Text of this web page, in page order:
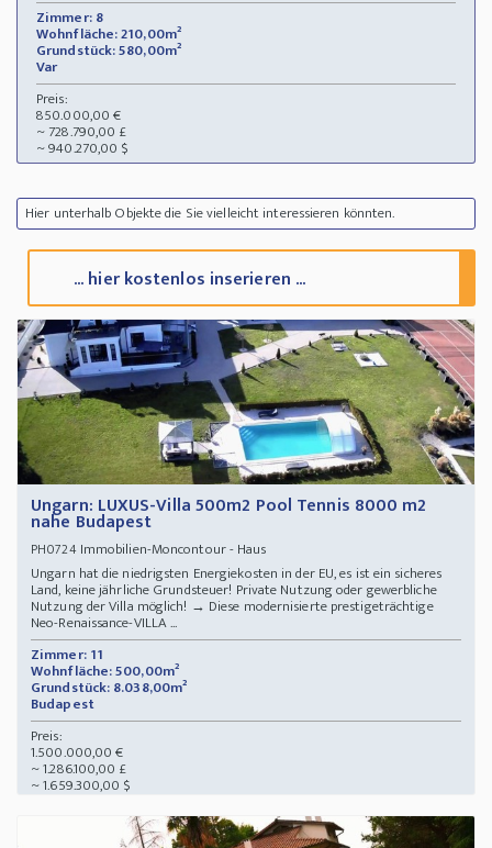
Zimmer: 8
Wohnfläche: 210,00m²
Grundstück: 580,00m²
Var
Preis:
850.000,00 €
~ 728.790,00 £
~ 940.270,00 $
Hier unterhalb Objekte die Sie vielleicht interessieren könnten.
... hier kostenlos inserieren ...
Ungarn: LUXUS-Villa 500m2 Pool Tennis 8000 m2
nahe Budapest
PH0724Immobilien-Moncontour - Haus
Ungarn hat die niedrigsten Energiekosten in der EU, es ist ein sicheres
Land, keine jährliche Grundsteuer! Private Nutzung oder gewerbliche
Nutzung der Villa möglich! → Diese modernisierte prestigeträchtige
Neo-Renaissance-VILLA ...
Zimmer: 11
Wohnfläche: 500,00m²
Grundstück: 8.038,00m²
Budapest
Preis:
1.500.000,00 €
~ 1.286.100,00 £
~ 1.659.300,00 $